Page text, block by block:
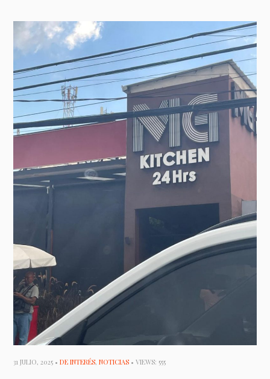
31 JULIO, 2025 •DE INTERÉS,NOTICIAS • VIEWS: 555